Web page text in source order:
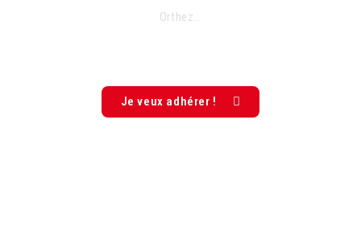
Orthez…
Je veux adhérer !